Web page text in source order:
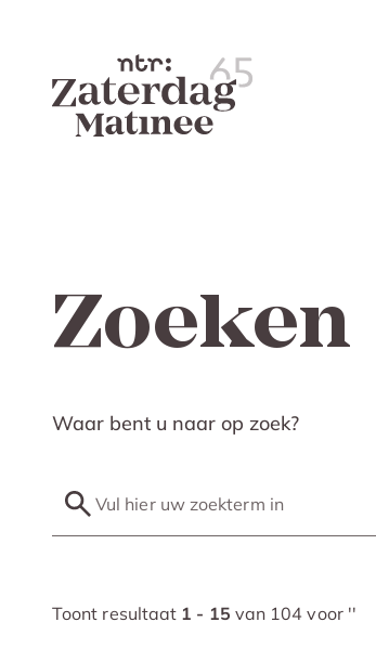
Zoeken
Waar bent u naar op zoek?
Toont resultaat 1 - 15 van 104 voor ''